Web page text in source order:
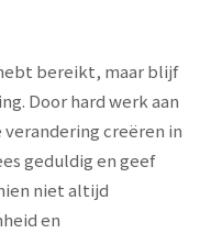
bereikt, maar blijf
Door hard werk aan
creëren in
geduldig en geef
niet altijd
en